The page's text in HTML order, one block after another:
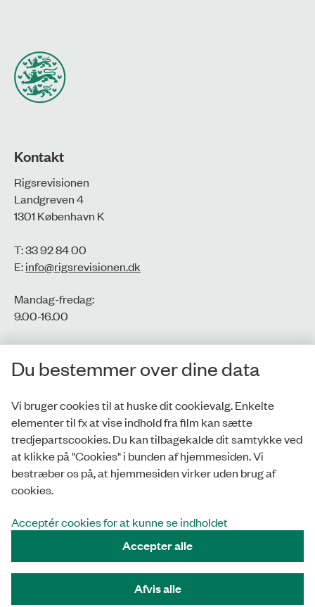
Kontakt
Rigsrevisionen
Landgreven 4
1301 København K
T: 33 92 84 00
E:info@rigsrevisionen.dk
Mandag-fredag:
9.00-16.00​
CVR-nr.: 77806113
EAN-nr.: 5798000016002
Privatlivspolitik
Whistleblowerordning
Tilgængelighedserklæring
Tilmeld nyhedsbrev
Du bestemmer over dine data
Vi bruger cookies til at huske dit cookievalg. Enkelte
elementer til fx at vise indhold fra film kan sætte
tredjepartscookies. Du kan tilbagekalde dit samtykke ved
at klikke på "Cookies" i bunden af hjemmesiden. Vi
bestræber os på, at hjemmesiden virker uden brug af
cookies.
Acceptér cookies for at kunne se indholdet
Accepter alle
Afvis alle